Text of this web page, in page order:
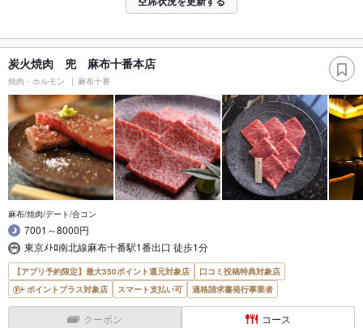
炭火焼肉 兜 麻布十番本店
焼肉・ホルモン 麻布十番
麻布/焼肉/デート/合コン
7001～8000円
東京ﾒﾄﾛ南北線麻布十番駅1番出口 徒歩1分
【アプリ予約限定】最大350ポイント還元対象店
口コミ投稿特典対象店
ポイントプラス対象店
スマート支払い可 適格請求書発行事業者
クーポン コース